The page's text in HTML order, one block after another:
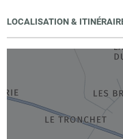
LOCALISATION &